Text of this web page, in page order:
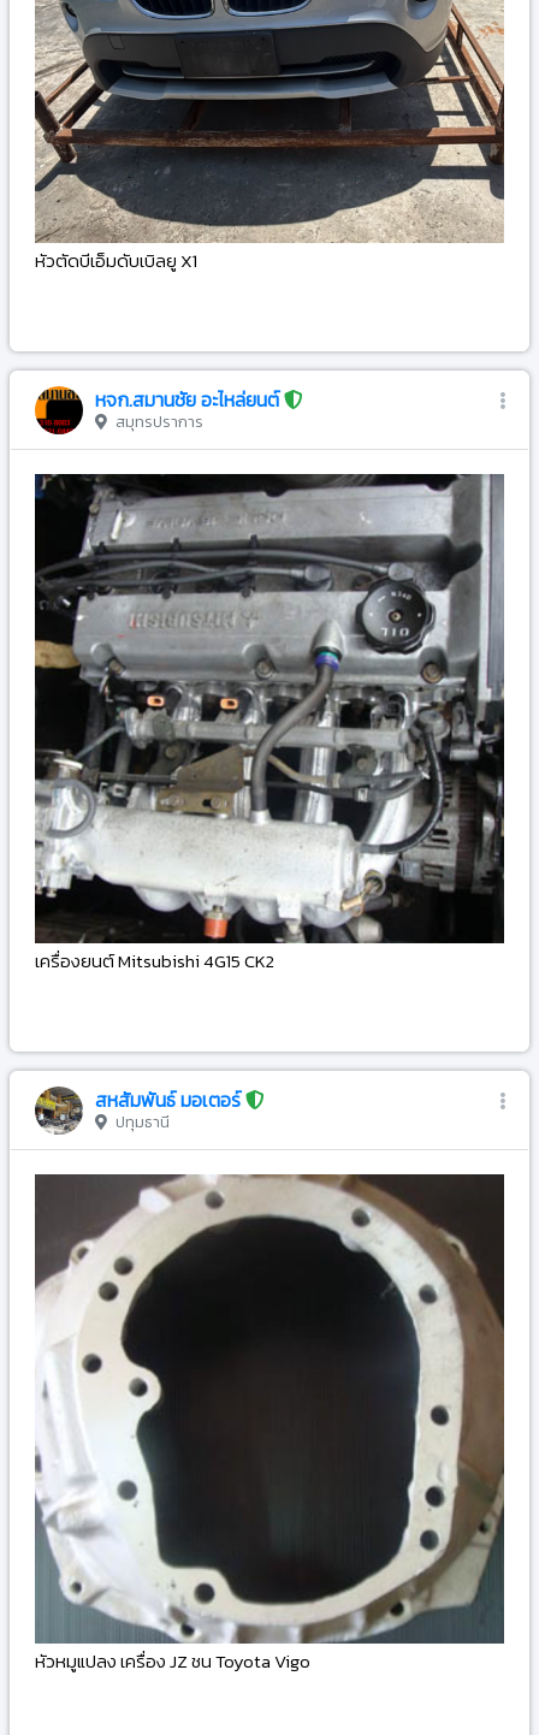
หัวตัดบีเอ็มดับเบิลยู X1
หจก.สมานชัย อะไหล่ยนต์
สมุทรปราการ
เครื่องยนต์ Mitsubishi 4G15 CK2
สหสัมพันธ์ มอเตอร์
ปทุมธานี
หัวหมูแปลง เครื่อง JZ ชน Toyota Vigo